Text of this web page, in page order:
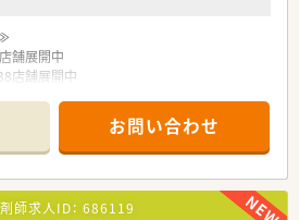
舗展開中
店舗展開中
る
お問い合わせ
師求人ID： 686119